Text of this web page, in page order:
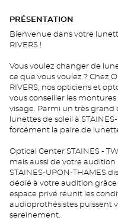
PRÉSENTATION
Bienvenue dans votre
RIVERS !
Vous voulez changer de
ce que vous voulez ? Chez
RIVERS, nos opticiens et
vous conseiller les
visage. Parmi un très grand
lunettes de soleil à
forcément la paire de
Optical Center STAINES -
mais aussi de votre
STAINES-UPON-THAMES
dédié à votre audition
espace privé réunit les
audioprothésistes puissent
sereinement.